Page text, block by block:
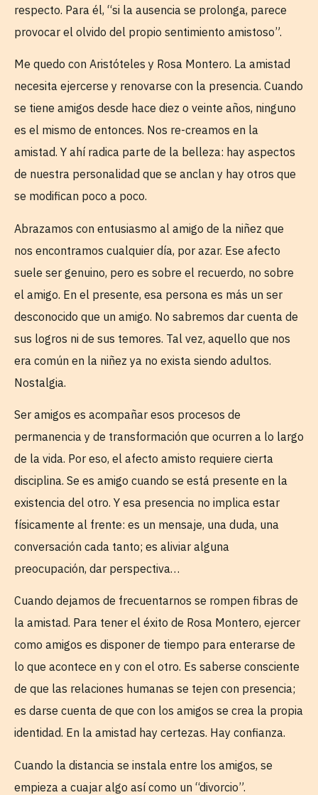
respecto. Para él, “si la ausencia se prolonga, parece
provocar el olvido del propio sentimiento amistoso”.
Me quedo con Aristóteles y Rosa Montero. La amistad
necesita ejercerse y renovarse con la presencia. Cuando
se tiene amigos desde hace diez o veinte años, ninguno
es el mismo de entonces. Nos re-creamos en la
amistad. Y ahí radica parte de la belleza: hay aspectos
de nuestra personalidad que se anclan y hay otros que
se modifican poco a poco.
Abrazamos con entusiasmo al amigo de la niñez que
nos encontramos cualquier día, por azar. Ese afecto
suele ser genuino, pero es sobre el recuerdo, no sobre
el amigo. En el presente, esa persona es más un ser
desconocido que un amigo. No sabremos dar cuenta de
sus logros ni de sus temores. Tal vez, aquello que nos
era común en la niñez ya no exista siendo adultos.
Nostalgia.
Ser amigos es acompañar esos procesos de
permanencia y de transformación que ocurren a lo largo
de la vida. Por eso, el afecto amisto requiere cierta
disciplina. Se es amigo cuando se está presente en la
existencia del otro. Y esa presencia no implica estar
físicamente al frente: es un mensaje, una duda, una
conversación cada tanto; es aliviar alguna
preocupación, dar perspectiva…
Cuando dejamos de frecuentarnos se rompen fibras de
la amistad. Para tener el éxito de Rosa Montero, ejercer
como amigos es disponer de tiempo para enterarse de
lo que acontece en y con el otro. Es saberse consciente
de que las relaciones humanas se tejen con presencia;
es darse cuenta de que con los amigos se crea la propia
identidad. En la amistad hay certezas. Hay confianza.
Cuando la distancia se instala entre los amigos, se
empieza a cuajar algo así como un “divorcio”.